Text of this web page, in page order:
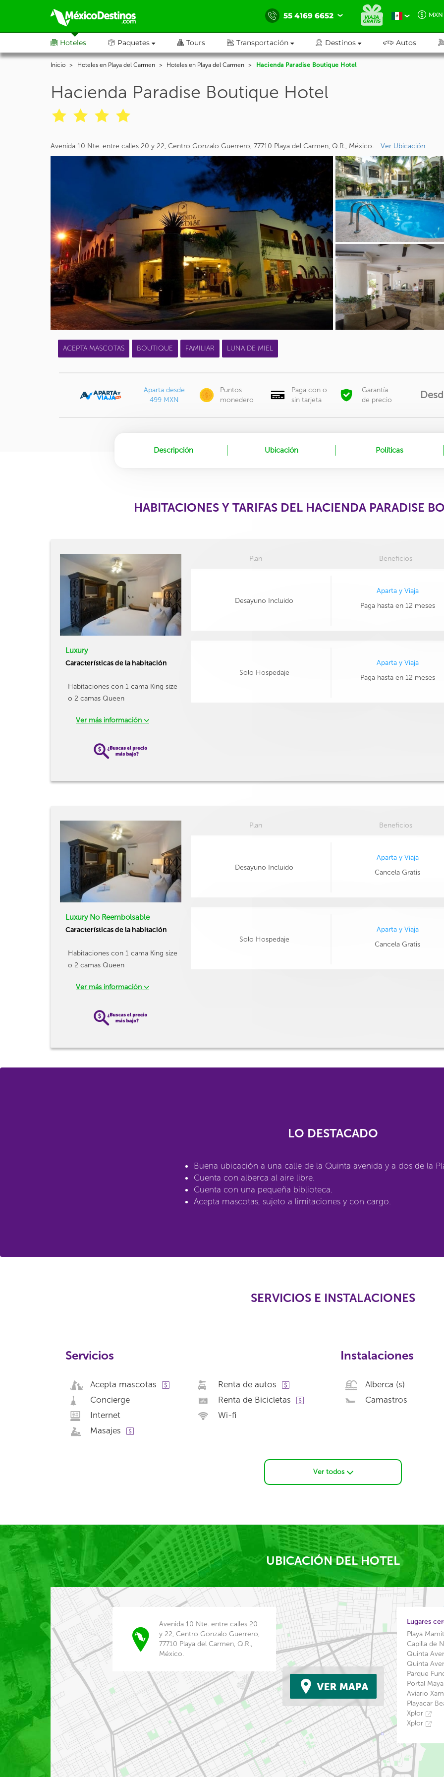
55 4169 6652 MXN
Hoteles Paquetes Tours Transportación Destinos Autos
Inicio Hoteles en Playa del Carmen Hoteles en Playa del Carmen Hacienda Paradise Boutique Hotel
Hacienda Paradise Boutique Hotel
Avenida 10 Nte. entre calles 20 y 22, Centro Gonzalo Guerrero, 77710 Playa del Carmen, Q.R., México. Ver Ubicación
ACEPTA MASCOTAS BOUTIQUE FAMILIAR LUNA DE MIEL
Aparta desde
499 MXN
Puntos
monedero
Paga con o
sin tarjeta
Garantía
de precio
Descripción Ubicación Políticas
HABITACIONES Y TARIFAS DEL HACIENDA PARADISE
Luxury
Características de la habitación
Habitaciones con 1 cama King size
o 2 camas Queen
Ver más información
Plan Beneficios
Desayuno Incluido
Aparta y Viaja
Paga hasta en 12 meses
Solo Hospedaje
Aparta y Viaja
Paga hasta en 12 meses
Luxury No Reembolsable
Características de la habitación
Habitaciones con 1 cama King size
o 2 camas Queen
Ver más información
Plan Beneficios
Desayuno Incluido
Aparta y Viaja
Cancela Gratis
Solo Hospedaje
Aparta y Viaja
Cancela Gratis
LO DESTACADO
Buena ubicación a una calle de la Quinta avenida y a dos de la
Cuenta con alberca al aire libre.
Cuenta con una pequeña biblioteca.
Acepta mascotas, sujeto a limitaciones y con cargo.
SERVICIOS E INSTALACIONES
Servicios
Acepta mascotas
Concierge
Internet
Masajes
Renta de autos
Renta de Bicicletas
Wi-fi
Instalaciones
Alberca (s)
Camastros
Ver todos
UBICACIÓN DEL HOTEL
Avenida 10 Nte. entre calles 20
y 22, Centro Gonzalo Guerrero,
77710 Playa del Carmen, Q.R.,
México.
Lugares
Playa
Capilla de
Quinta
Quinta
Parque
Portal
Aviario
Playacar
Xplor
Xplor